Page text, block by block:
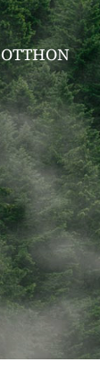
OTTHON